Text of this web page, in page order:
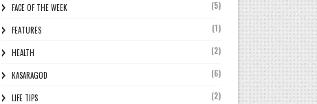
FACE OF THE WEEK (5)
FEATURES (1)
HEALTH (2)
KASARAGOD (6)
LIFE TIPS (2)